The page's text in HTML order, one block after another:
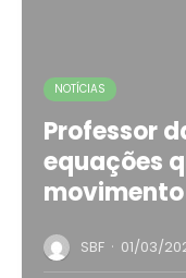
NOTÍCIAS
Professor
equações
SBF · 01/03/